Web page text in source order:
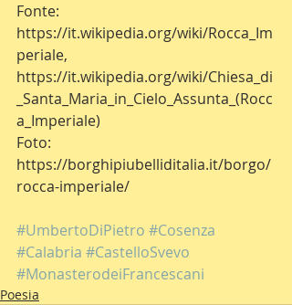
Fonte:
https://it.wikipedia.org/wiki/Rocca_Im
periale,
https://it.wikipedia.org/wiki/Chiesa_di
_Santa_Maria_in_Cielo_Assunta_(Rocc
a_Imperiale)
Foto:
https://borghipiubelliditalia.it/borgo/
rocca-imperiale/
#UmbertoDiPietro #Cosenza
#Calabria #CastelloSvevo
#MonasterodeiFrancescani
Poesia